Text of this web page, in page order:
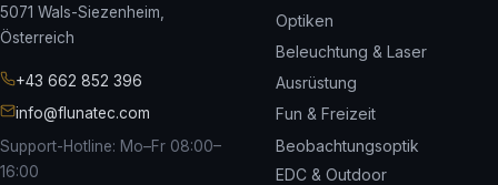
5071 Wals-Siezenheim,
Österreich
+43 662 852 396
info@flunatec.com
Support-Hotline: Mo–Fr 08:00–
16:00
Optiken
Beleuchtung & Laser
Ausrüstung
Fun & Freizeit
Beobachtungsoptik
EDC & Outdoor